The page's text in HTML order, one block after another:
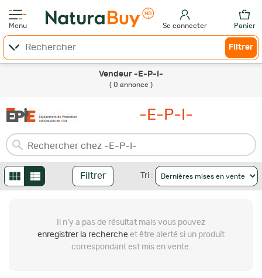
Menu Se connecter Panier
Filtrer
Vendeur -E-P-I-
( 0 annonce )
-E-P-I-
Filtrer Tri :
Il n'y a pas de résultat mais vous pouvez
enregistrer la recherche et être alerté si un produit
correspondant est mis en vente.